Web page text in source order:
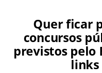
Quer ficar
concursos
previstos pelo
links